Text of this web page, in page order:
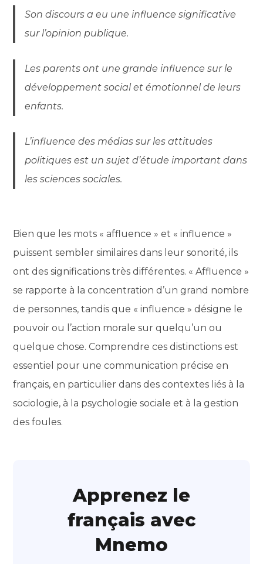
Son discours a eu une influence significative
sur l’opinion publique.
Les parents ont une grande influence sur le
développement social et émotionnel de leurs
enfants.
L’influence des médias sur les attitudes
politiques est un sujet d’étude important dans
les sciences sociales.
Bien que les mots « affluence » et « influence »
puissent sembler similaires dans leur sonorité, ils
ont des significations très différentes. « Affluence »
se rapporte à la concentration d’un grand nombre
de personnes, tandis que « influence » désigne le
pouvoir ou l’action morale sur quelqu’un ou
quelque chose. Comprendre ces distinctions est
essentiel pour une communication précise en
français, en particulier dans des contextes liés à la
sociologie, à la psychologie sociale et à la gestion
des foules.
Apprenez le
français avec
Mnemo